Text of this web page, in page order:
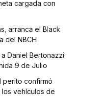
cargada con
arranca el Black
del NBCH
Daniel Bertonazzi
9 de Julio
perito confirmó
vehículos de